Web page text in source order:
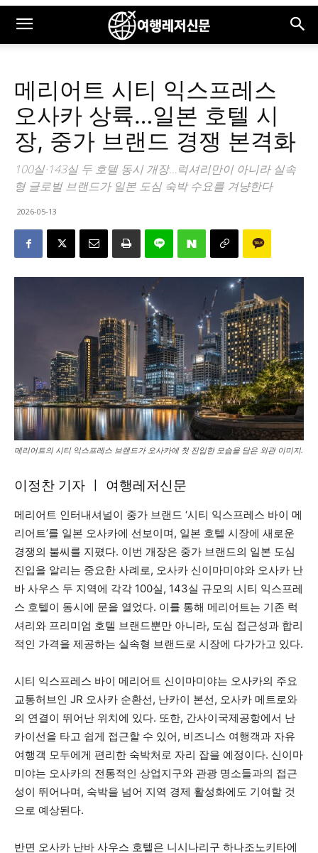
메리어트 시티 익스프레스
오사카 상륙…일본 호텔 시
장, 중가 브랜드 경쟁 본격화
100실·143실 두 호텔 동시 개장…럭셔리만이 아니라 실속
형 글로벌 브랜드가 일본 도심 숙박 수요를 겨냥한다
2026-05-13
메리어트의 시티 익스프레스 브랜드가 오사카에 첫 진입한 모습을 담은 외관 이미지.
이정찬 기자 ㅣ 여행레저신문
메리어트 인터내셔널이 중가 브랜드 ‘시티 익스프레스 바이 메
리어트’를 일본 오사카에 선보이며, 일본 호텔 시장에 새로운
경쟁의 불씨를 지폈다. 이번 개장은 중가 브랜드의 일본 도심
진입을 알리는 중요한 사례로, 오사카 신이마미야와 오사카 난
바 사우스 두 지역에 각각 100실, 143실 규모의 시티 익스프레
스 호텔이 동시에 문을 열었다. 이를 통해 메리어트는 기존 럭
셔리와 프리미엄 호텔 브랜드뿐만 아니라, 도심 접근성과 합리
적인 가격을 제공하는 실속형 브랜드로 시장에 다가가고 있다.
시티 익스프레스 바이 메리어트 신이마미야는 오사카의 주요
교통허브인 JR 오사카 순환선, 난카이 본선, 오사카 메트로와
의 연결이 뛰어난 위치에 있다. 또한, 간사이국제공항에서 난
카이선을 타고 쉽게 접근할 수 있어, 비즈니스 여행객과 자유
여행객 모두에게 편리한 숙박처로 자리 잡을 예정이다. 신이마
미야는 오사카의 전통적인 상업지구와 관광 명소들과의 접근
성이 뛰어나며, 숙박을 넘어 지역 경제 활성화에도 기여할 것
으로 예상된다.
반면 오사카 난바 사우스 호텔은 니시나리구 하나조노키타에